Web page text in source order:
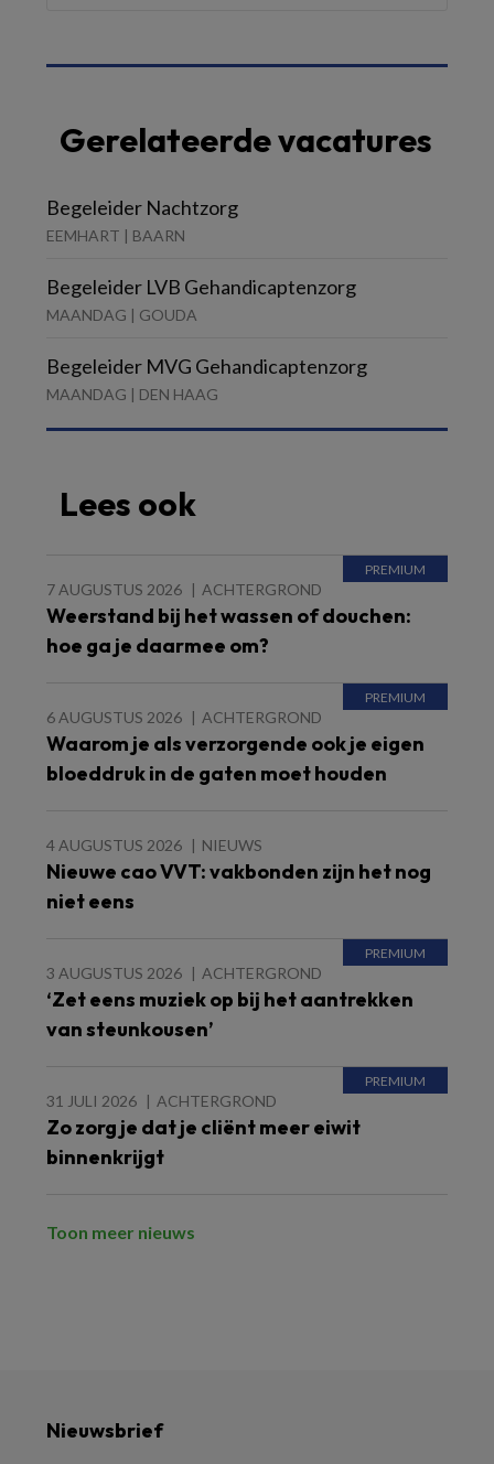
Gerelateerde vacatures
Begeleider Nachtzorg
EEMHART | BAARN
Begeleider LVB Gehandicaptenzorg
MAANDAG | GOUDA
Begeleider MVG Gehandicaptenzorg
MAANDAG | DEN HAAG
Lees ook
7 AUGUSTUS 2026 ACHTERGROND
Weerstand bij het wassen of douchen:
hoe ga je daarmee om?
6 AUGUSTUS 2026 ACHTERGROND
Waarom je als verzorgende ook je eigen
bloeddruk in de gaten moet houden
4 AUGUSTUS 2026 NIEUWS
Nieuwe cao VVT: vakbonden zijn het nog
niet eens
3 AUGUSTUS 2026 ACHTERGROND
‘Zet eens muziek op bij het aantrekken
van steunkousen’
31 JULI 2026 ACHTERGROND
Zo zorg je dat je cliënt meer eiwit
binnenkrijgt
Toon meer nieuws
Nieuwsbrief